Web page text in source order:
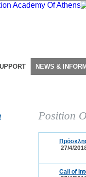
NEWS &
Position
27/4/
Call of